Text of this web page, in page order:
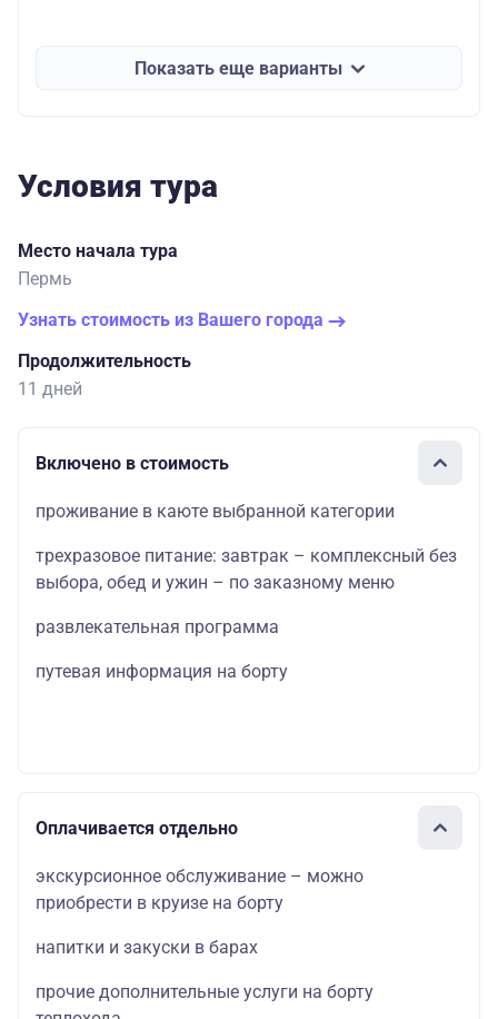
Показать еще варианты
Условия тура
Место начала тура
Пермь
Узнать стоимость из Вашего города
Продолжительность
11 дней
Включено в стоимость
проживание в каюте выбранной категории
трехразовое питание: завтрак – комплексный без
выбора, обед и ужин – по заказному меню
развлекательная программа
путевая информация на борту
Оплачивается отдельно
экскурсионное обслуживание – можно
приобрести в круизе на борту
напитки и закуски в барах
прочие дополнительные услуги на борту